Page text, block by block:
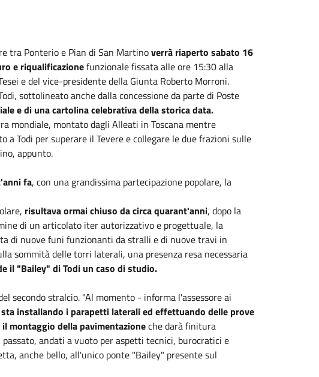
tra Ponterio e Pian di San Martinoverrà riaperto sabato 16
e riqualificazionefunzionale fissata alle ore 15:30 alla
e del vice-presidente della Giunta Roberto Morroni.
sottolineato anche dalla concessione da parte di Poste
e di una cartolina celebrativa della storica data.
mondiale, montato dagli Alleati in Toscana mentre
Todi per superare il Tevere e collegare le due frazioni sulle
appunto.
fa, con una grandissima partecipazione popolare, la
risultava ormai chiuso da circa quarant'anni, dopo la
di un articolato iter autorizzativo e progettuale, la
di nuove funi funzionanti da stralli e di nuove travi in
sommità delle torri laterali, una presenza resa necessaria
il "Bailey" di Todi un caso di studio.
secondo stralcio. "Al momento - informa l'assessore ai
sta installando i parapetti laterali ed effettuando delle prove
montaggio della pavimentazioneche darà finitura
andati a vuoto per aspetti tecnici, burocratici e
anche bello, all'unico ponte "Bailey" presente sul